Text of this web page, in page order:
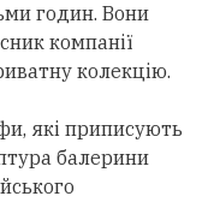
годин. Вони
компанії
колекцію.
які приписують
балерини